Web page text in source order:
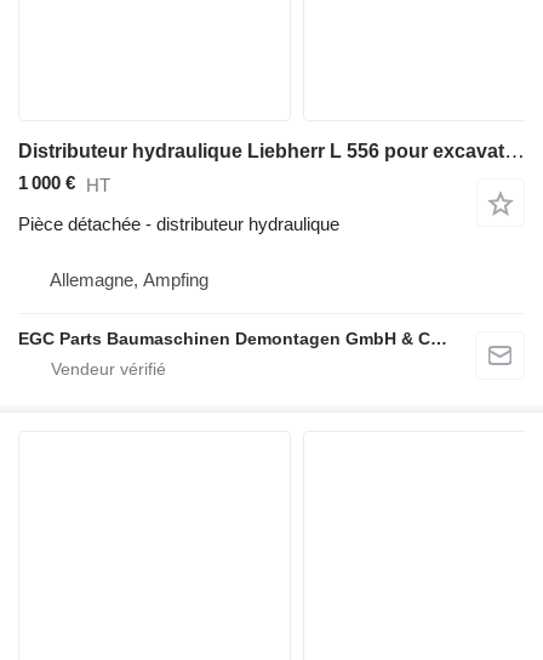
Distributeur hydraulique Liebherr L 556 pour excavateur Liebherr L 556
1 000 € HT
Pièce détachée - distributeur hydraulique
Allemagne, Ampfing
EGC Parts Baumaschinen Demontagen GmbH & Co. KG